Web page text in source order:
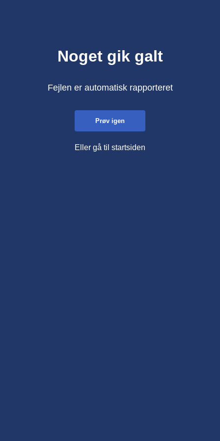
Noget gik galt
Fejlen er automatisk rapporteret
Prøv igen
Eller gå til startsiden